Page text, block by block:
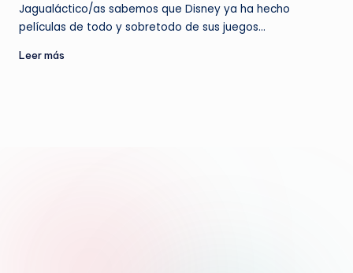
o
g
u
Jagualáctico/as sabemos que Disney ya ha hecho
películas de todo y sobretodo de sus juegos…
Leer más